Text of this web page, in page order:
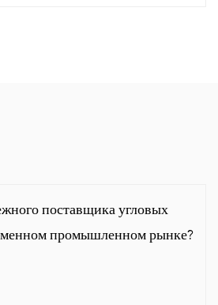
Могут ли промышленные
более эффективными